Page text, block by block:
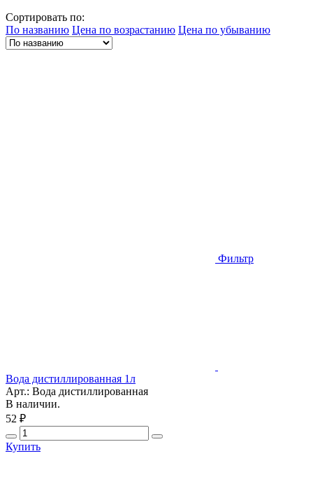
Сортировать по:
По названию Цена по возрастанию Цена по убыванию
Фильтр
Вода дистиллированная 1л
Арт.: Вода дистиллированная
В наличии.
52 ₽
Купить